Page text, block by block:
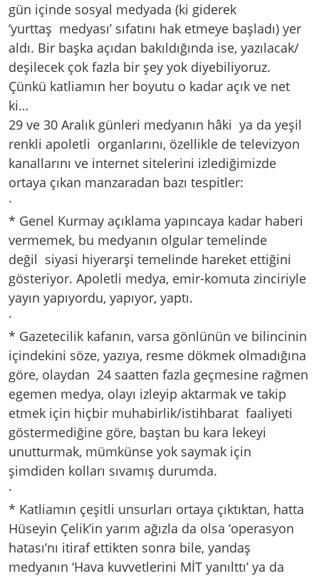
gün içinde sosyal medyada (ki giderek
‘yurttaş medyası’ sıfatını hak etmeye başladı) yer
aldı. Bir başka açıdan bakıldığında ise, yazılacak/
deşilecek çok fazla bir şey yok diyebiliyoruz.
Çünkü katliamın her boyutu o kadar açık ve net
ki…
29 ve 30 Aralık günleri medyanın hâki ya da yeşil
renkli apoletli organlarını, özellikle de televizyon
kanallarını ve internet sitelerini izlediğimizde
ortaya çıkan manzaradan bazı tespitler:
·
* Genel Kurmay açıklama yapıncaya kadar haberi
vermemek, bu medyanın olgular temelinde
değil siyasi hiyerarşi temelinde hareket ettiğini
gösteriyor. Apoletli medya, emir-komuta zinciriyle
yayın yapıyordu, yapıyor, yaptı.
·
* Gazetecilik kafanın, varsa gönlünün ve bilincinin
içindekini söze, yazıya, resme dökmek olmadığına
göre, olaydan 24 saatten fazla geçmesine rağmen
egemen medya, olayı izleyip aktarmak ve takip
etmek için hiçbir muhabirlik/istihbarat faaliyeti
göstermediğine göre, baştan bu kara lekeyi
unutturmak, mümkünse yok saymak için
şimdiden kolları sıvamış durumda.
·
* Katliamın çeşitli unsurları ortaya çıktıktan, hatta
Hüseyin Çelik’in yarım ağızla da olsa ‘operasyon
hatası’nı itiraf ettikten sonra bile, yandaş
medyanın ‘Hava kuvvetlerini MİT yanılttı’ ya da